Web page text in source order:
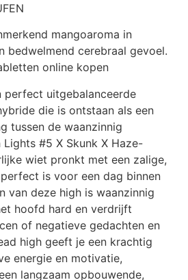
mangoaroma in
bedwelmend cerebraal gevoel.
online kopen
perfect uitgebalanceerde
die is ontstaan ​​als een
tussen de waanzinnig
#5 X Skunk X Haze-
wiet pronkt met een zalige,
is voor een dag binnen
van deze high is waanzinnig
hoofd hard en verdrijft
of negatieve gedachten en
high geeft je een krachtig
energie en motivatie,
langzaam opbouwende,